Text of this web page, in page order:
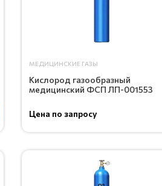
МЕДИЦИНСКИЕ ГАЗЫ
Кислород газообразный
медицинский ФСП ЛП-001553
Цена по запросу